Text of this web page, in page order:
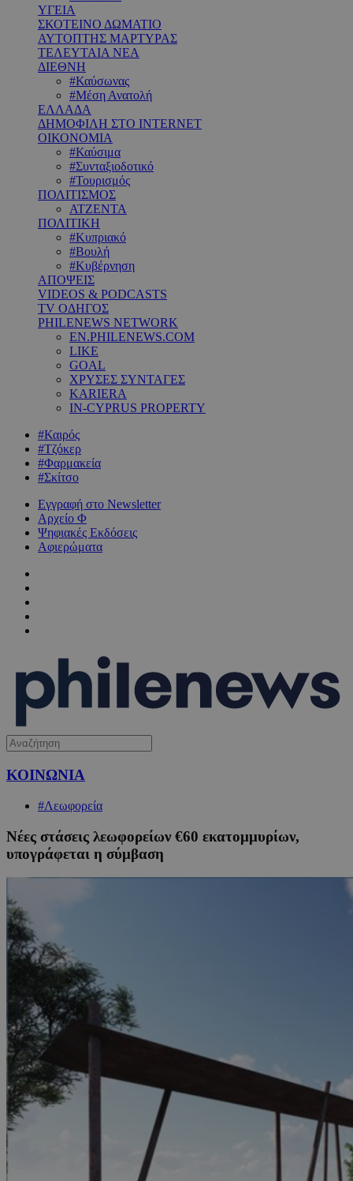
ΥΓΕΙΑ
ΣΚΟΤΕΙΝΟ ΔΩΜΑΤΙΟ
ΑΥΤΟΠΤΗΣ ΜΑΡΤΥΡΑΣ
ΤΕΛΕΥΤΑΙΑ ΝΕΑ
ΔΙΕΘΝΗ
#Καύσωνας
#Μέση Ανατολή
ΕΛΛΑΔΑ
ΔΗΜΟΦΙΛΗ ΣΤΟ INTERNET
ΟΙΚΟΝΟΜΙΑ
#Καύσιμα
#Συνταξιοδοτικό
#Τουρισμός
ΠΟΛΙΤΙΣΜΟΣ
ΑΤΖΕΝΤΑ
ΠΟΛΙΤΙΚΗ
#Κυπριακό
#Βουλή
#Κυβέρνηση
ΑΠΟΨΕΙΣ
VIDEOS & PODCASTS
TV ΟΔΗΓΟΣ
PHILENEWS NETWORK
EN.PHILENEWS.COM
LIKE
GOAL
ΧΡΥΣΕΣ ΣΥΝΤΑΓΕΣ
KARIERA
IN-CYPRUS PROPERTY
#Καιρός
#Τζόκερ
#Φαρμακεία
#Σκίτσο
Εγγραφή στο Newsletter
Αρχείο Φ
Ψηφιακές Εκδόσεις
Αφιερώματα
ΚΟΙΝΩΝΙΑ
#Λεωφορεία
Νέες στάσεις λεωφορείων €60 εκατομμυρίων,
υπογράφεται η σύμβαση